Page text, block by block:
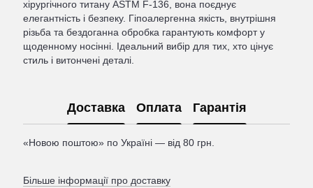
хірургічного титану ASTM F-136, вона поєднує
елегантність і безпеку. Гіпоалергенна якість, внутрішня
різьба та бездоганна обробка гарантують комфорт у
щоденному носінні. Ідеальний вибір для тих, хто цінує
стиль і витончені деталі.
Доставка Оплата Гарантія
«Новою поштою» по Україні — від 80 грн.
Більше інформації про доставку